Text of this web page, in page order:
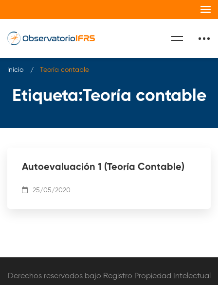
Etiqueta:Teoría contable
Inicio Teoría contable
Autoevaluación 1 (Teoría Contable)
25/05/2020
Derechos reservados bajo Registro Propiedad Intelectual